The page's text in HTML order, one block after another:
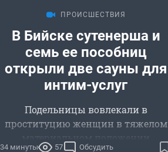
ПРОИСШЕСТВИЯ
В Бийске сутенерша и
семь ее пособниц
открыли две сауны для
интим-услуг
Подельницы вовлекали в
проституцию женщин в тяжелом
34 минуты 57 Обсудить